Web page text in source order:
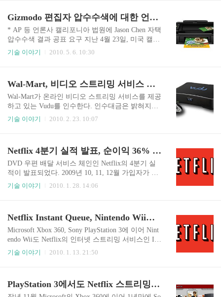
Hulu는 현재 광고기반의 무료 비디오 스트리밍 방
식 외에 가입자 기반의 월요금제를 고려하고 있다
고 한다. 빠르면 다음달 내지 그 다음달 정도에는
선을 보일 것이라고 한다. 가입제 유료서비스도 전
면적인 방식이 아니라 부분적으로 적용할 것 같다.
길 원한다면 유료 가입해야 하는 방식이다. 전격적
인 전면 ..
Gizmodo 편집자 압수수색에 대한 언론사들의 집단반발 외
* AP 등 언론사 캘리포니아 법원에 Jason Chen 자택
압수수색 결과 공표 요구 지난 4월 23일, 미국 캘리
포니아주 Redwood City 경찰은 Gizmodo 편집자인 J
를 통해 분실된 4세대 iPhone의 사진을 공개했기 때
문이다. Chen은 문제의 iPhone을 5,000 달러에 구입
했다. 이는 Apple이 분실한 제품이며 이를 인지하
고 취득자로부터 돈을 들여 구입했다는 것은 장물
취득에 해당된다. 그러나 통상 압수수색을 했을 때
이..
기술 이야기 2010. 5. 6. 10:30
Wal-Mart, 비디오 스트리밍 서비스 기업 Vudu 인수
Wal-Mart가 온라인 비디오 스트리밍 서비스를 제공
하고 있는 Vudu를 인수한다. 인수대금은 밝혀지지
않았고 완전히 인수를 종료하기까지는 앞으로 몇
통 시장과 온라인 영화 전송 시장, Hulu.com이나 T
V.com 등 미디어 유통시장의 급격한 성장에 따른
것이다. Vudu는 VUDU box라고 불리는 셋탑박스를
통해 영화를 전송받아 가정의 TV에서 볼 수 있게
서비스를 제공하는 기업이다. Best Buy에서 판매되
탈하거나 구입할 때 별도 비용을 지불..
기술 이야기 2010. 2. 23. 10:07
Netflix 4분기 실적 발표, 순이익 36% 증가
DVD 우편 배달 서비스 체인인 Netflix의 4분기 실
적이 발표되었다. 2009년 10, 11, 12월 가입자가 무
려 110만명으로 처음으로 분기 1백만명 가입을 넘
09년말까지 전체 서비스 가입자는 1,200만명으로
집계됐다. 4분기 매출 4억 4,450만 달러(주당 56 센
트)로 전년동기 대비 24% 증가했고 순이익은 3,090
만 달러(주당 36 센트)로 전년동기 2,270만 달러에
비해 무려 36%나 증가했다. 순이익은 전문 분석업
영마진을..
기술 이야기 2010. 1. 28. 14:06
Netflix Instant Queue, Nintendo Wii도 뚫었다
Microsoft Xbox 360, Sony PlayStation 3에 이어 Nint
endo Wii도 Netflix의 인터넷 스트리밍 서비스인 Ins
tant Queue를 즐길 수 있게 되었다. 이로서 주요 콘
10/26 - PlayStation 3에서도 Netflix 스트리밍 서비
기술 이야기 2010. 1. 13. 21:50
PlayStation 3에서도 Netflix 스트리밍 서비스 즐긴다